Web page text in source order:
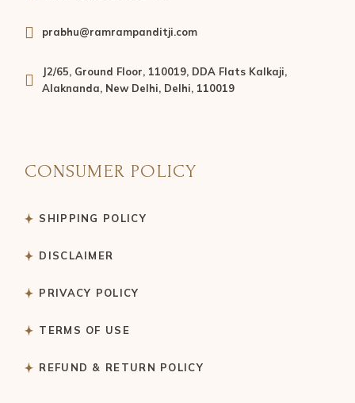
prabhu@ramrampanditji.com
J2/65, Ground Floor, 110019, DDA Flats Kalkaji,
Alaknanda, New Delhi, Delhi, 110019
CONSUMER POLICY
SHIPPING POLICY
DISCLAIMER
PRIVACY POLICY
TERMS OF USE
REFUND & RETURN POLICY